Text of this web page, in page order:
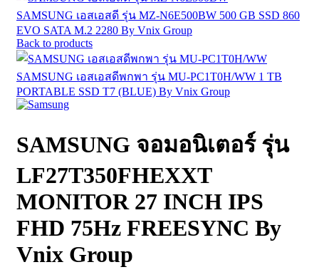
SAMSUNG เอสเอสดี รุ่น MZ-N6E500BW 500 GB SSD 860
EVO SATA M.2 2280 By Vnix Group
Back to products
SAMSUNG เอสเอสดีพกพา รุ่น MU-PC1T0H/WW 1 TB
PORTABLE SSD T7 (BLUE) By Vnix Group
SAMSUNG จอมอนิเตอร์ รุ่น
LF27T350FHEXXT
MONITOR 27 INCH IPS
FHD 75Hz FREESYNC By
Vnix Group